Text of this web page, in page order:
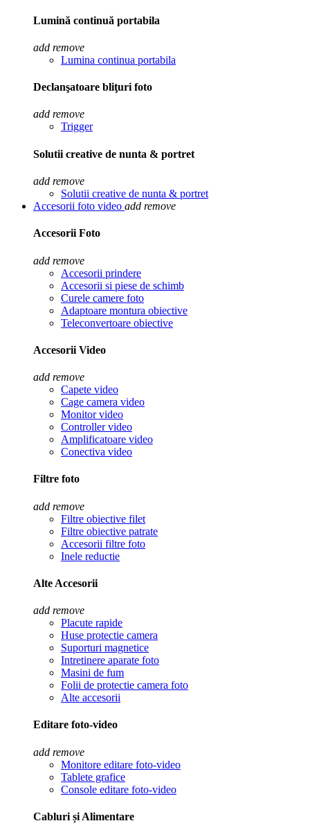
Lumină continuă portabila
add remove
Lumina continua portabila
Declanşatoare bliţuri foto
add remove
Trigger
Solutii creative de nunta & portret
add remove
Solutii creative de nunta & portret
Accesorii foto video add remove
Accesorii Foto
add remove
Accesorii prindere
Accesorii si piese de schimb
Curele camere foto
Adaptoare montura obiective
Teleconvertoare obiective
Accesorii Video
add remove
Capete video
Cage camera video
Monitor video
Controller video
Amplificatoare video
Conectiva video
Filtre foto
add remove
Filtre obiective filet
Filtre obiective patrate
Accesorii filtre foto
Inele reductie
Alte Accesorii
add remove
Placute rapide
Huse protectie camera
Suporturi magnetice
Intretinere aparate foto
Masini de fum
Folii de protectie camera foto
Alte accesorii
Editare foto-video
add remove
Monitore editare foto-video
Tablete grafice
Console editare foto-video
Cabluri și Alimentare